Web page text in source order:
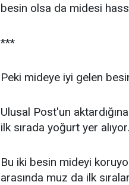
besin olsa da midesi
***
Peki mideye iyi gelen
Ulusal Post'un
ilk sırada yoğurt yer
Bu iki besin mideyi
arasında muz da ilk